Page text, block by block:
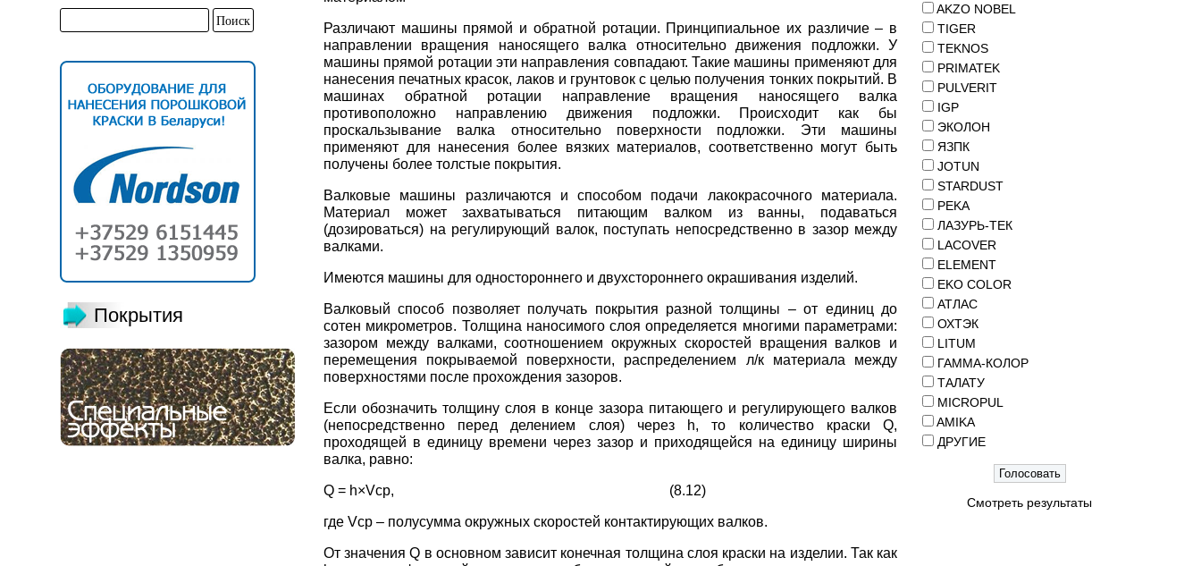
Покрытия
Различают машины прямой и обратной ротации. Принципиальное их различие – в
направлении вращения наносящего валка относительно движения подложки. У
машины прямой ротации эти направления совпадают. Такие машины применяют для
нанесения печатных красок, лаков и грунтовок с целью получения тонких покрытий. В
машинах обратной ротации направление вращения наносящего валка
противоположно направлению движения подложки. Происходит как бы
проскальзывание валка относительно поверхности подложки. Эти машины
применяют для нанесения более вязких материалов, соответственно могут быть
получены более толстые покрытия.
Валковые машины различаются и способом подачи лакокрасочного материала.
Материал может захватываться питающим валком из ванны, подаваться
(дозироваться) на регулирующий валок, поступать непосредственно в зазор между
валками.
Имеются машины для одностороннего и двухстороннего окрашивания изделий.
Валковый способ позволяет получать покрытия разной толщины – от единиц до
сотен микрометров. Толщина наносимого слоя определяется многими параметрами:
зазором между валками, соотношением окружных скоростей вращения валков и
перемещения покрываемой поверхности, распределением л/к материала между
поверхностями после прохождения зазоров.
Если обозначить толщину слоя в конце зазора питающего и регулирующего валков
(непосредственно перед делением слоя) через h, то количество краски Q,
проходящей в единицу времени через зазор и приходящейся на единицу ширины
валка, равно:
Q = h×Vср, (8.12)
где Vср – полусумма окружных скоростей контактирующих валков.
От значения Q в основном зависит конечная толщина слоя краски на изделии. Так как
AKZO NOBEL
TIGER
TEKNOS
PRIMATEK
PULVERIT
IGP
ЭКОЛОН
ЯЗПК
JOTUN
STARDUST
PEKA
ЛАЗУРЬ-ТЕК
LACOVER
ELEMENT
EKO COLOR
АТЛАС
ОХТЭК
LITUM
ГАММА-КОЛОР
ТАЛАТУ
MICROPUL
AMIKA
ДРУГИЕ
Смотреть результаты